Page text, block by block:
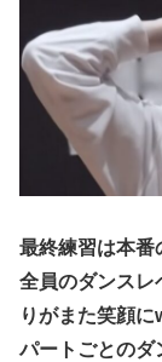
最終練習は本番
全員のダンスレ
りがまた笑顔に
パートごとのダ